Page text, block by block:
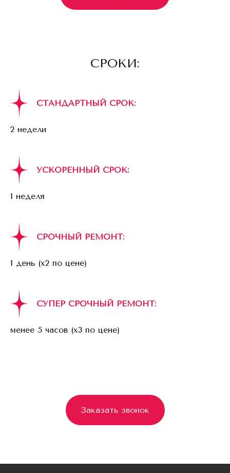
СРОКИ:
СТАНДАРТНЫЙ СРОК:
2 недели
УСКОРЕННЫЙ СРОК:
1 неделя
СРОЧНЫЙ РЕМОНТ:
1 день (x2 по цене)
СУПЕР СРОЧНЫЙ РЕМОНТ:
менее 5 часов (x3 по цене)
Заказать звонок